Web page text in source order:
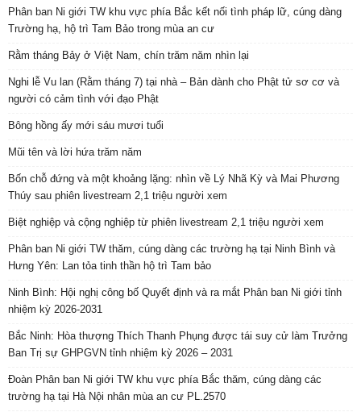
Phân ban Ni giới TW khu vực phía Bắc kết nối tình pháp lữ, cúng dàng
Trường hạ, hộ trì Tam Bảo trong mùa an cư
Rằm tháng Bảy ở Việt Nam, chín trăm năm nhìn lại
Nghi lễ Vu lan (Rằm tháng 7) tại nhà – Bản dành cho Phật tử sơ cơ và
người có cảm tình với đạo Phật
Bông hồng ấy mới sáu mươi tuổi
Mũi tên và lời hứa trăm năm
Bốn chỗ đứng và một khoảng lặng: nhìn về Lý Nhã Kỳ và Mai Phương
Thúy sau phiên livestream 2,1 triệu người xem
Biệt nghiệp và cộng nghiệp từ phiên livestream 2,1 triệu người xem
Phân ban Ni giới TW thăm, cúng dàng các trường hạ tại Ninh Bình và
Hưng Yên: Lan tỏa tinh thần hộ trì Tam bảo
Ninh Bình: Hội nghị công bố Quyết định và ra mắt Phân ban Ni giới tỉnh
nhiệm kỳ 2026-2031
Bắc Ninh: Hòa thượng Thích Thanh Phụng được tái suy cử làm Trưởng
Ban Trị sự GHPGVN tỉnh nhiệm kỳ 2026 – 2031
Đoàn Phân ban Ni giới TW khu vực phía Bắc thăm, cúng dàng các
trường hạ tại Hà Nội nhân mùa an cư PL.2570